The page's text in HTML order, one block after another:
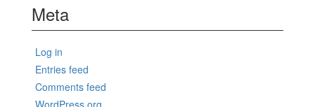
Meta
Log in
Entries feed
Comments feed
WordPress.org